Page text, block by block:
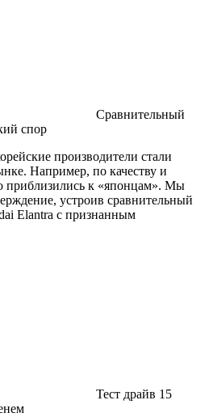
Сравнительный
спор
производители стали
Например, по качеству и
приблизились к «японцам». Мы
устроив сравнительный
Elantra с признанным
Тест драйв 15